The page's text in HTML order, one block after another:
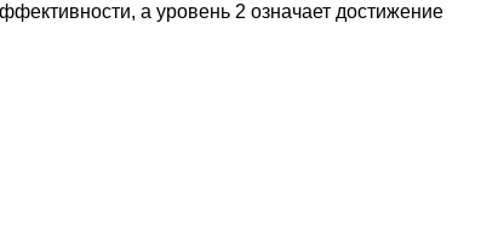
а уровень 2 означает достижение